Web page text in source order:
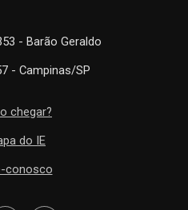
- Barão Geraldo
- Campinas/SP
chegar?
do IE
conosco